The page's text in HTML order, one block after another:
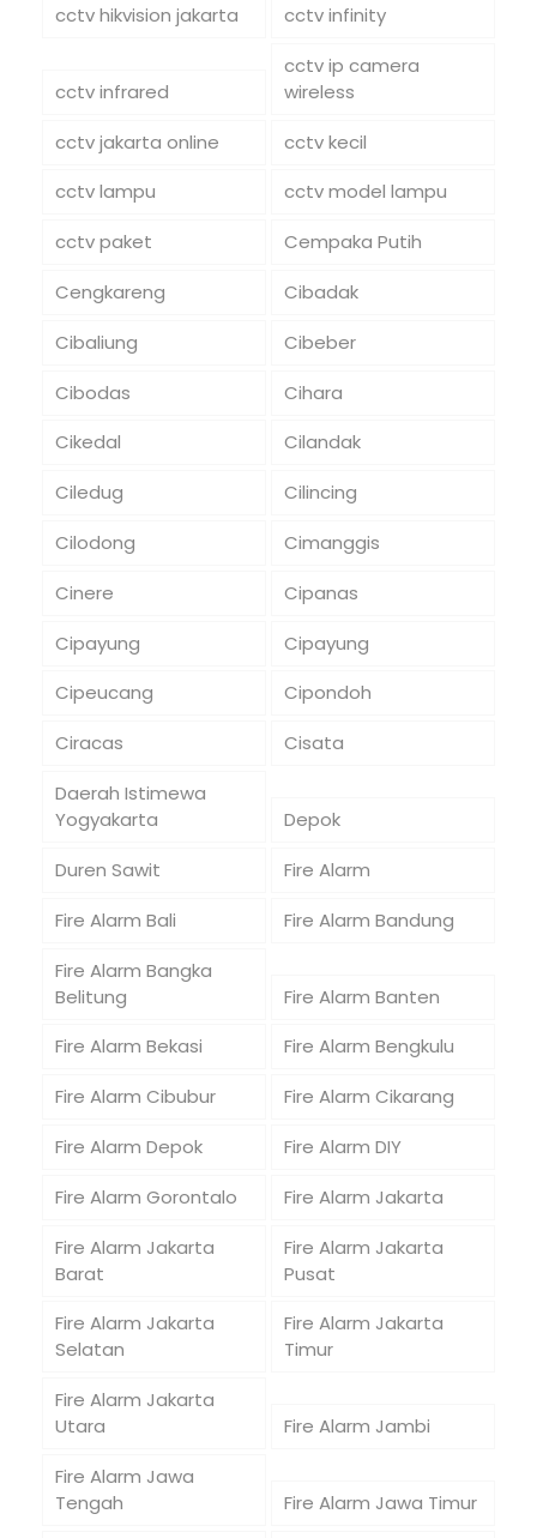
cctv hikvision jakarta
cctv infinity
cctv infrared
cctv ip camera
wireless
cctv jakarta online
cctv kecil
cctv lampu
cctv model lampu
cctv paket
Cempaka Putih
Cengkareng
Cibadak
Cibaliung
Cibeber
Cibodas
Cihara
Cikedal
Cilandak
Ciledug
Cilincing
Cilodong
Cimanggis
Cinere
Cipanas
Cipayung
Cipayung
Cipeucang
Cipondoh
Ciracas
Cisata
Daerah Istimewa
Yogyakarta
Depok
Duren Sawit
Fire Alarm
Fire Alarm Bali
Fire Alarm Bandung
Fire Alarm Bangka
Belitung
Fire Alarm Banten
Fire Alarm Bekasi
Fire Alarm Bengkulu
Fire Alarm Cibubur
Fire Alarm Cikarang
Fire Alarm Depok
Fire Alarm DIY
Fire Alarm Gorontalo
Fire Alarm Jakarta
Fire Alarm Jakarta
Barat
Fire Alarm Jakarta
Pusat
Fire Alarm Jakarta
Selatan
Fire Alarm Jakarta
Timur
Fire Alarm Jakarta
Utara
Fire Alarm Jambi
Fire Alarm Jawa
Tengah
Fire Alarm Jawa Timur